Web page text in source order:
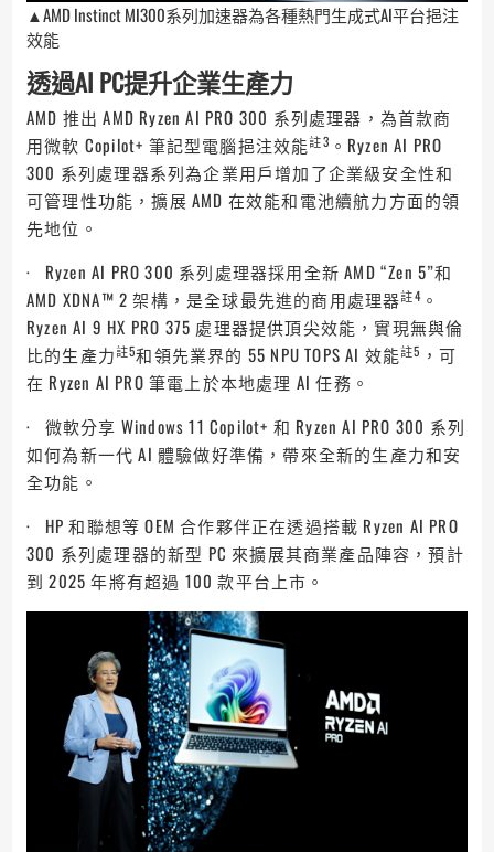
▲AMD Instinct MI300系列加速器為各種熱門生成式AI平台挹注
效能
透過AI PC提升企業生產力
AMD 推出 AMD Ryzen AI PRO 300 系列處理器，為首款商
用微軟 Copilot+ 筆記型電腦挹注效能註3 。Ryzen AI PRO
300 系列處理器系列為企業用戶增加了企業級安全性和
可管理性功能，擴展 AMD 在效能和電池續航力方面的領
先地位。
· Ryzen AI PRO 300 系列處理器採用全新 AMD “Zen 5”和
AMD XDNA™ 2 架構，是全球最先進的商用處理器註4。
Ryzen AI 9 HX PRO 375 處理器提供頂尖效能，實現無與倫
比的生產力註5和領先業界的 55 NPU TOPS AI 效能註5 ，可
在 Ryzen AI PRO 筆電上於本地處理 AI 任務。
· 微軟分享 Windows 11 Copilot+ 和 Ryzen AI PRO 300 系列
如何為新一代 AI 體驗做好準備，帶來全新的生產力和安
全功能。
· HP 和聯想等 OEM 合作夥伴正在透過搭載 Ryzen AI PRO
300 系列處理器的新型 PC 來擴展其商業產品陣容，預計
到 2025 年將有超過 100 款平台上市。